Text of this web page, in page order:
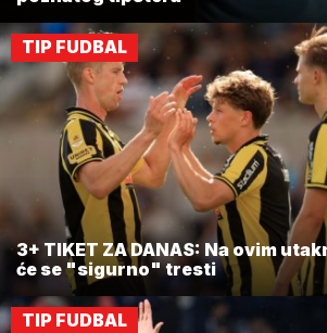
TIP FUDBAL
3+ TIKET ZA DANAS: Na ovim
će se "sigurno" tresti
TIP FUDBAL